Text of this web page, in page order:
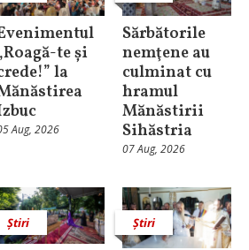
te și
la
Aug, 2026
Sărbătorile
nemţene au
culminat cu
hramul
Mănăstirii
Sihăstria
07 Aug, 2026
Știri Știri